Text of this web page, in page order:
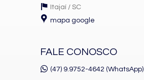
Itajaí / SC
mapa google
FALE CONOSCO
(47) 9.9752-4642 (WhatsApp)